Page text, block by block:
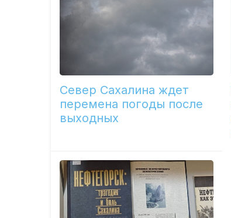
Север Сахалина ждет
перемена погоды после
выходных